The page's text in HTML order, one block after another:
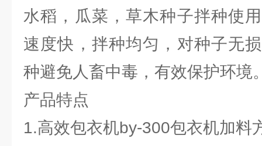
水稻，瓜菜，草木种子拌种使
速度快，拌种均匀，对种子无
种避免人畜中毒，有效保护环境
产品特点
1.高效包衣机by-300包衣机加料